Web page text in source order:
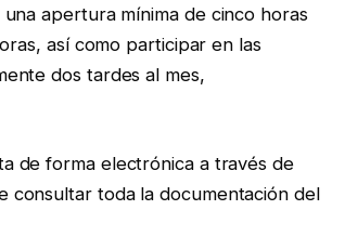
apertura mínima de cinco horas
así como participar en las
dos tardes al mes,
de forma electrónica a través de
consultar toda la documentación del